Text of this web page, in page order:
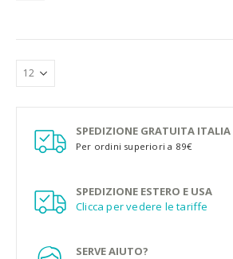
SPEDIZIONE GRATUITA ITALIA
Per ordini superiori a 89€
SPEDIZIONE ESTERO E USA
Clicca per vedere le tariffe
SERVE AIUTO?